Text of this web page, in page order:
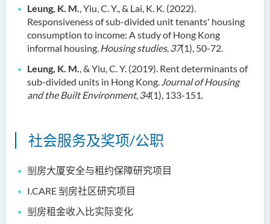
Leung, K. M., Yiu, C. Y., & Lai, K. K. (2022).
Responsiveness of sub-divided unit tenants' housing
consumption to income: A study of Hong Kong
informal housing.Housing studies,37(1), 50-72.
Leung, K. M., & Yiu, C. Y. (2019). Rent determinants of
sub-divided units in Hong Kong.Journal of Housing
and the Built Environment,34(1), 133-151.
社会服务及奖项/公职
㓥房大厦安全与租约保障研究项目
I.CARE 㓥房社区研究项目
㓥房租金收入比实际变化